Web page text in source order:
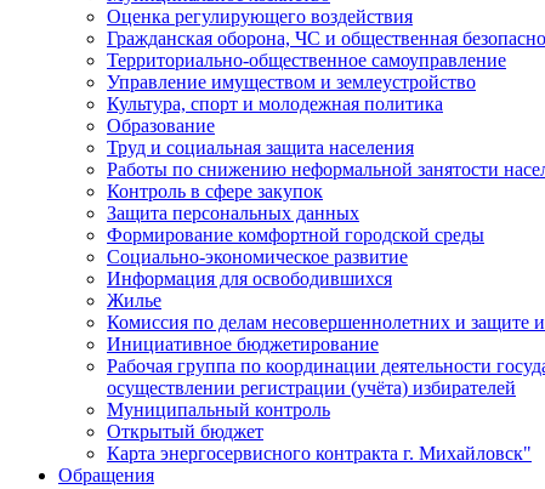
Оценка регулирующего воздействия
Гражданская оборона, ЧС и общественная
Территориально-общественное самоуправление
Управление имуществом и землеустройство
Культура, спорт и молодежная политика
Образование
Труд и социальная защита населения
Работы по снижению неформальной занятости
Контроль в сфере закупок
Защита персональных данных
Формирование комфортной городской среды
Социально-экономическое развитие
Информация для освободившихся
Жилье
Комиссия по делам несовершеннолетних и защите
Инициативное бюджетирование
Рабочая группа по координации деятельности
осуществлении регистрации (учёта) избирателей
Муниципальный контроль
Открытый бюджет
Карта энергосервисного контракта г. Михайловск"
Обращения